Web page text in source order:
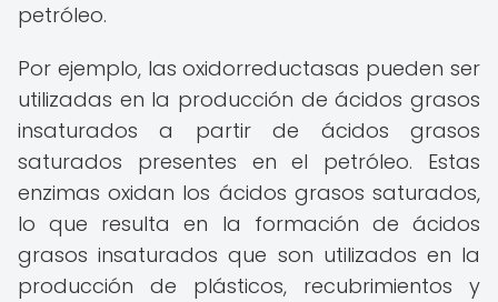
petróleo.
Por ejemplo, las oxidorreductasas pueden ser
utilizadas en la producción de ácidos grasos
insaturados a partir de ácidos grasos
saturados presentes en el petróleo. Estas
enzimas oxidan los ácidos grasos saturados,
lo que resulta en la formación de ácidos
grasos insaturados que son utilizados en la
producción de plásticos, recubrimientos y